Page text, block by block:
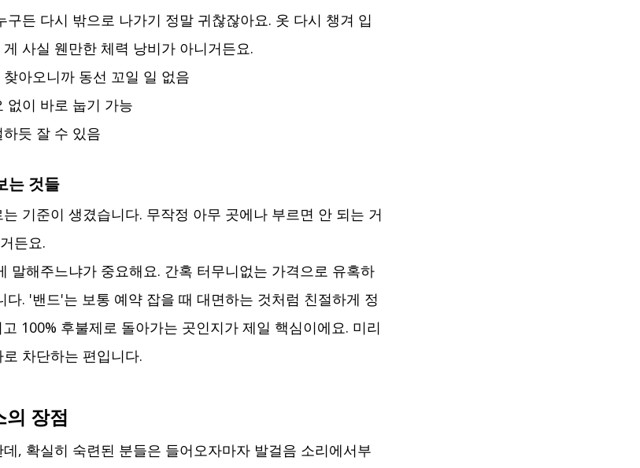
든 다시 밖으로 나가기 정말 귀찮잖아요. 옷 다시 챙겨 입
사실 웬만한 체력 낭비가 아니거든요.
아오니까 동선 꼬일 일 없음
없이 바로 눕기 가능
듯 잘 수 있음
는 것들
기준이 생겼습니다. 무작정 아무 곳에나 부르면 안 되는 거
든요.
말해주느냐가 중요해요. 간혹 터무니없는 가격으로 유혹하
. '밴드'는 보통 예약 잡을 때 대면하는 것처럼 친절하게 정
100% 후불제로 돌아가는 곳인지가 제일 핵심이에요. 미리
차단하는 편입니다.
의 장점
, 확실히 숙련된 분들은 들어오자마자 발걸음 소리에서부